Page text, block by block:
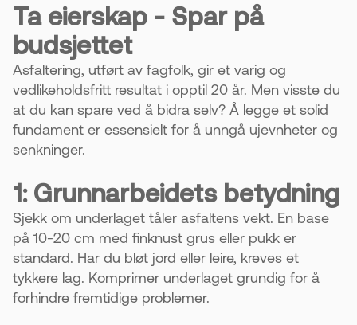
Ta eierskap - Spar på
budsjettet
Asfaltering, utført av fagfolk, gir et varig og
vedlikeholdsfritt resultat i opptil 20 år. Men visste du
at du kan spare ved å bidra selv? Å legge et solid
fundament er essensielt for å unngå ujevnheter og
senkninger.
1: Grunnarbeidets betydning
Sjekk om underlaget tåler asfaltens vekt. En base
på 10-20 cm med finknust grus eller pukk er
standard. Har du bløt jord eller leire, kreves et
tykkere lag. Komprimer underlaget grundig for å
forhindre fremtidige problemer.